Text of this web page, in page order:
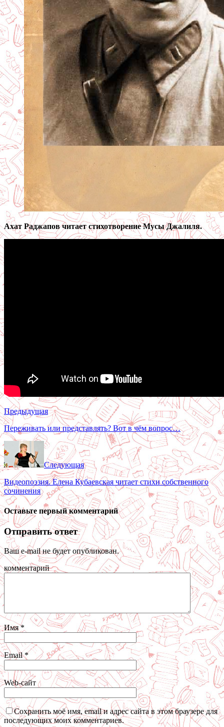
Ахат Раджапов читает стихотворение Мусы Джалиля.
Предыдущая
Переживать или представлять? Вот в чём вопрос…
Следующая
Видеопоэзия. Елена Кубаевская читает стихи собственного
сочинения
Оставьте первый комментарий
Отправить ответ
Ваш e-mail не будет опубликован.
комментарий
Имя*
Email*
Web-сайт
Сохранить моё имя, email и адрес сайта в этом браузере для
последующих моих комментариев.